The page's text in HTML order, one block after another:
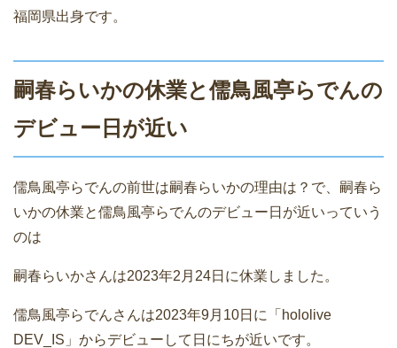
福岡県出身です。
嗣春らいかの休業と儒鳥風亭らでんの
デビュー日が近い
儒鳥風亭らでんの前世は嗣春らいかの理由は？で、嗣春ら
いかの休業と儒鳥風亭らでんのデビュー日が近いっていう
のは
嗣春らいかさんは2023年2月24日に休業しました。
儒鳥風亭らでんさんは2023年9月10日に「hololive
DEV_IS」からデビューして日にちが近いです。